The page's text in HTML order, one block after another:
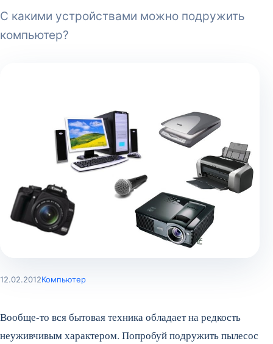
С какими устройствами можно подружить
компьютер?
12.02.2012Компьютер
Вообще-то вся бытовая техника обладает на редкость
неуживчивым характером. Попробуй подружить пылесос